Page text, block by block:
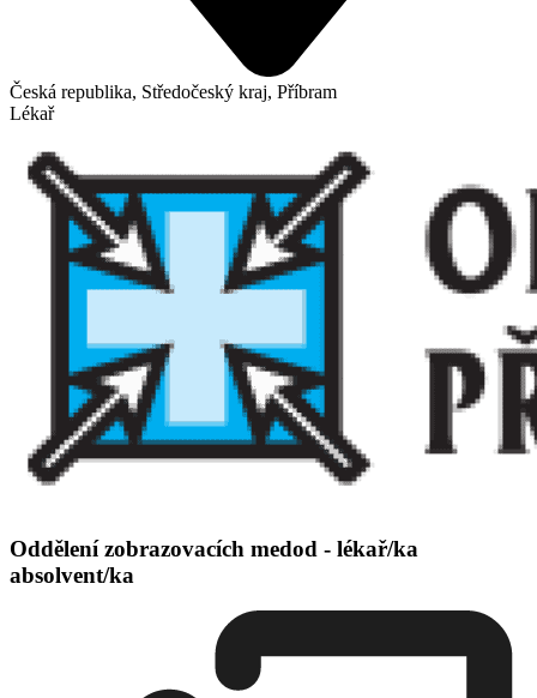
Česká republika, Středočeský kraj, Příbram
Lékař
Oddělení zobrazovacích medod - lékař/ka
absolvent/ka